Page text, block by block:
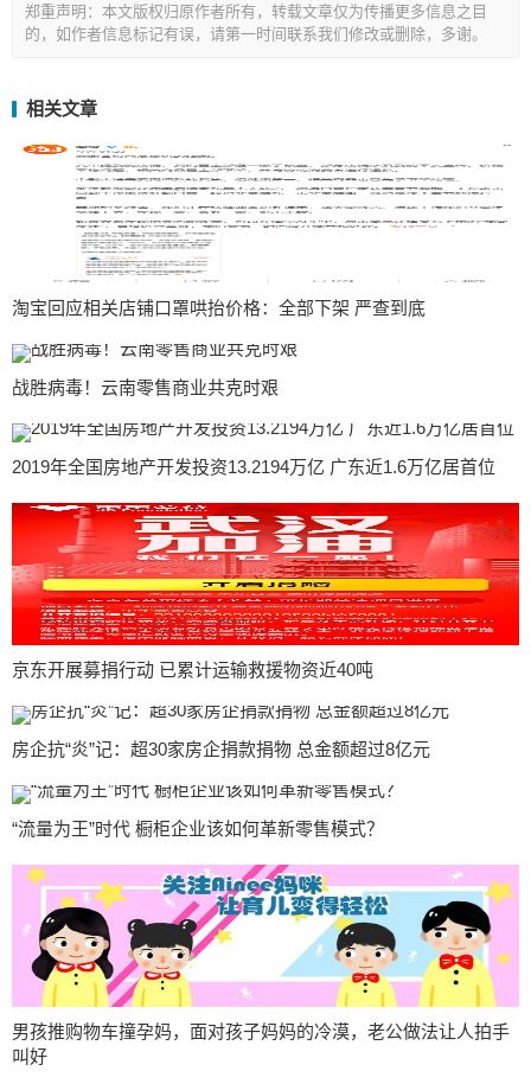
郑重声明：本文版权归原作者所有，转载文章仅为传播更多信息之目
的，如作者信息标记有误，请第一时间联系我们修改或删除，多谢。
相关文章
淘宝回应相关店铺口罩哄抬价格：全部下架 严查到底
战胜病毒！云南零售商业共克时艰
2019年全国房地产开发投资13.2194万亿 广东近1.6万亿居首位
京东开展募捐行动 已累计运输救援物资近40吨
房企抗“炎”记：超30家房企捐款捐物 总金额超过8亿元
“流量为王”时代 橱柜企业该如何革新零售模式？
男孩推购物车撞孕妈，面对孩子妈妈的冷漠，老公做法让人拍手
叫好